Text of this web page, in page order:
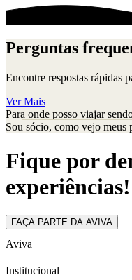
Perguntas
Encontre respostas rápidas
Ver Mais
Para onde posso viajar
Sou sócio, como vejo meus
Fique por
experiências!
FAÇA PARTE DA AVIVA
Aviva
Institucional